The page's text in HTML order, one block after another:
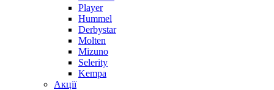
Player
Hummel
Derbystar
Molten
Mizuno
Selerity
Kempa
Акції